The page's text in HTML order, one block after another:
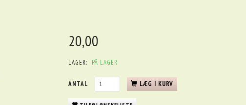
20,00
LAGER: PÅ LAGER
ANTAL LÆG I KURV